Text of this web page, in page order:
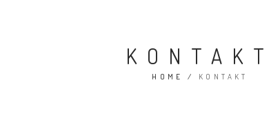
KONTAKT
HOME / KONTAKT